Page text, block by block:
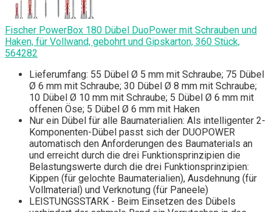
Fischer PowerBox 180 Dübel DuoPower mit Schrauben und
Haken, für Vollwand, gebohrt und Gipskarton, 360 Stück,
564282
Lieferumfang: 55 Dübel Ø 5 mm mit Schraube; 75 Dübel
Ø 6 mm mit Schraube; 30 Dübel Ø 8 mm mit Schraube;
10 Dübel Ø 10 mm mit Schraube; 5 Dübel Ø 6 mm mit
offenen Öse; 5 Dübel Ø 6 mm mit Haken
Nur ein Dübel für alle Baumaterialien: Als intelligenter 2-
Komponenten-Dübel passt sich der DUOPOWER
automatisch den Anforderungen des Baumaterials an
und erreicht durch die drei Funktionsprinzipien die
Belastungswerte durch die drei Funktionsprinzipien:
Kippen (für gelochte Baumaterialien), Ausdehnung (für
Vollmaterial) und Verknotung (für Paneele)
LEISTUNGSSTARK - Beim Einsetzen des Dübels